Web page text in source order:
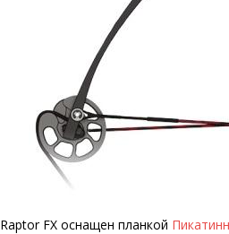
Raptor FX оснащен планкой